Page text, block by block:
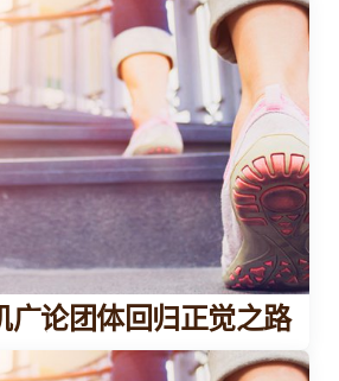
广论团体回归正觉之路